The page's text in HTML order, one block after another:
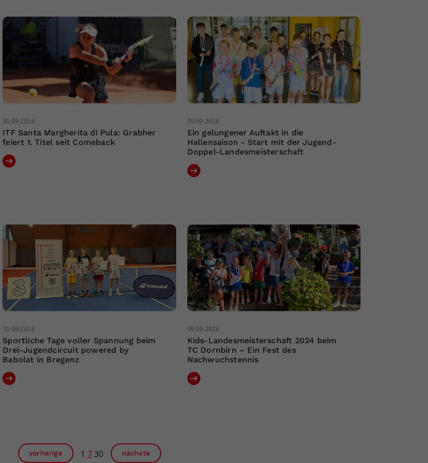
30.09.2024
ITF Santa Margherita di Pula: Grabher
feiert 1. Titel seit Comeback
29.09.2024
Ein gelungener Auftakt in die
Hallensaison - Start mit der Jugend-
Doppel-Landesmeisterschaft
10.09.2024
Sportliche Tage voller Spannung beim
Drei-Jugendcircuit powered by
Babolat in Bregenz
09.09.2024
Kids-Landesmeisterschaft 2024 beim
TC Dornbirn – Ein Fest des
Nachwuchstennis
vorherige 1 7 30 nächste